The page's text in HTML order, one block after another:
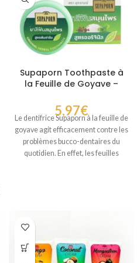
Supaporn Toothpaste à
la Feuille de Goyave –
5,97€
Le dentifrice Supaporn à la feuille de
goyave agit efficacement contre les
problèmes bucco-dentaires du
quotidien. En effet, les feuilles